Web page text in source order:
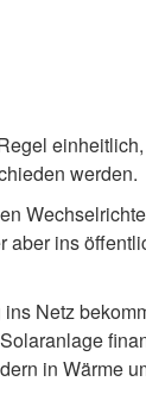
werden.
aber ins
Netz
in Wärme